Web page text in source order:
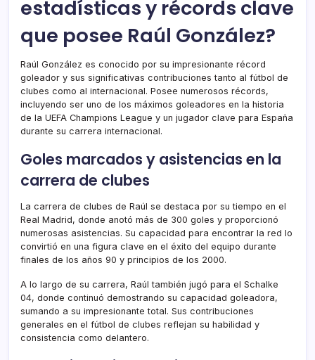
estadísticas y récords clave
que posee Raúl González?
Raúl González es conocido por su impresionante récord
goleador y sus significativas contribuciones tanto al fútbol de
clubes como al internacional. Posee numerosos récords,
incluyendo ser uno de los máximos goleadores en la historia
de la UEFA Champions League y un jugador clave para España
durante su carrera internacional.
Goles marcados y asistencias en la
carrera de clubes
La carrera de clubes de Raúl se destaca por su tiempo en el
Real Madrid, donde anotó más de 300 goles y proporcionó
numerosas asistencias. Su capacidad para encontrar la red lo
convirtió en una figura clave en el éxito del equipo durante
finales de los años 90 y principios de los 2000.
A lo largo de su carrera, Raúl también jugó para el Schalke
04, donde continuó demostrando su capacidad goleadora,
sumando a su impresionante total. Sus contribuciones
generales en el fútbol de clubes reflejan su habilidad y
consistencia como delantero.